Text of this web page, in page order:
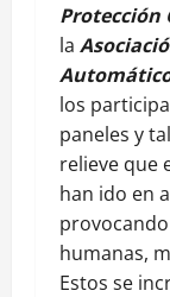
Protección
la
los
paneles y
relieve que
han ido en
humanas,
Estos se